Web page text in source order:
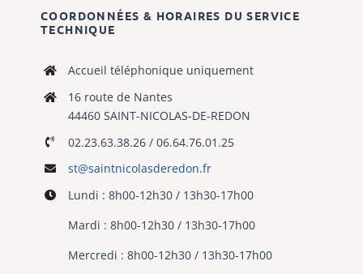
COORDONNÉES & HORAIRES DU SERVICE
TECHNIQUE
Accueil téléphonique uniquement
16 route de Nantes
44460 SAINT-NICOLAS-DE-REDON
02.23.63.38.26 / 06.64.76.01.25
st@saintnicolasderedon.fr
Lundi : 8h00-12h30 / 13h30-17h00
Mardi : 8h00-12h30 / 13h30-17h00
Mercredi : 8h00-12h30 / 13h30-17h00